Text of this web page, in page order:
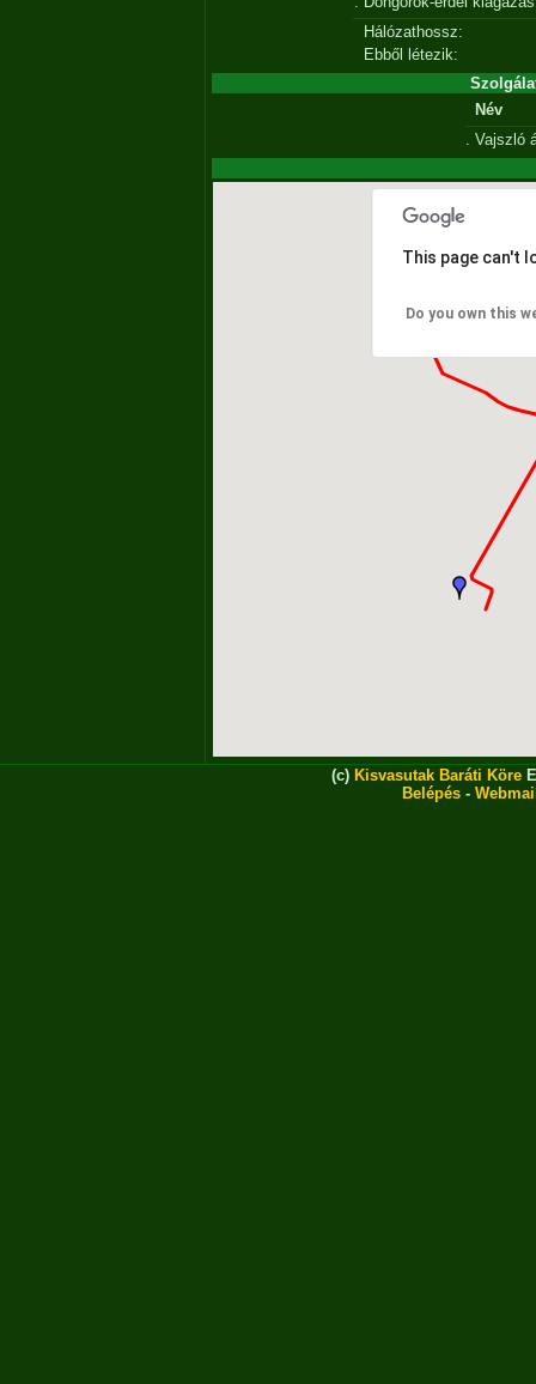
Hálózathossz:
Ebből létezik:
Név
. Vajszló
This page can't
Do you own this
(c) Kisvasutak Baráti Köre
Belépés -